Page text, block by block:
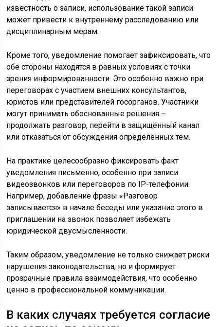
известность о записи, использование такой записи
может привести к внутреннему расследованию или
дисциплинарным мерам.
Кроме того, уведомление помогает зафиксировать, что
обе стороны находятся в равных условиях с точки
зрения информированности. Это особенно важно при
переговорах с участием внешних консультантов,
юристов или представителей госорганов. Участники
могут принимать обоснованные решения –
продолжать разговор, перейти в защищённый канал
или отказаться от обсуждения определённых тем.
На практике целесообразно фиксировать факт
уведомления письменно, особенно при записи
видеозвонков или переговоров по IP-телефонии.
Например, добавление фразы «Разговор
записывается» в начале беседы или указание этого в
приглашении на звонок позволяет избежать
юридической двусмысленности.
Таким образом, уведомление не только снижает риски
нарушения законодательства, но и формирует
прозрачные правила взаимодействия, что особенно
ценно в профессиональной коммуникации.
В каких случаях требуется согласие